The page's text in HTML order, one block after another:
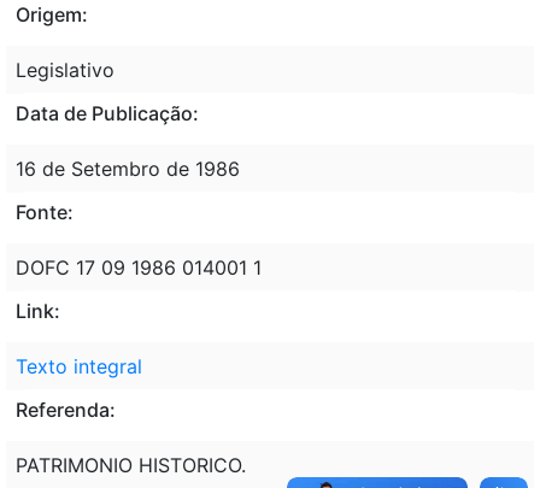
Origem:
Legislativo
Data de Publicação:
16 de Setembro de 1986
Fonte:
DOFC 17 09 1986 014001 1
Link:
Texto integral
Referenda:
PATRIMONIO HISTORICO.